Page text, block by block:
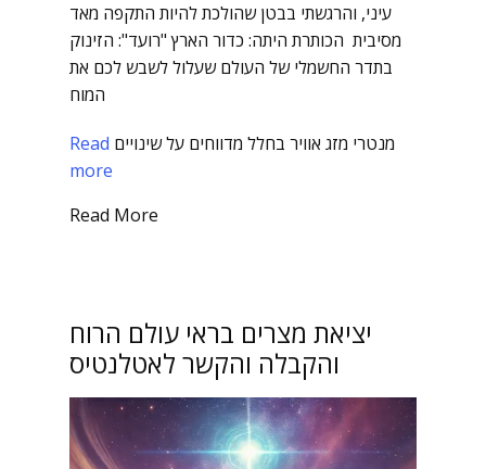
עיני, והרגשתי בבטן שהולכת להיות התקפה מאד
מסיבית הכותרת היתה: כדור הארץ "רועד": הזינוק
בתדר החשמלי של העולם שעלול לשבש לכם את
המוח
מנטרי מזג אוויר בחלל מדווחים על שינויים Read
more
Read More
יציאת מצרים בראי עולם הרוח
והקבלה והקשר לאטלנטיס